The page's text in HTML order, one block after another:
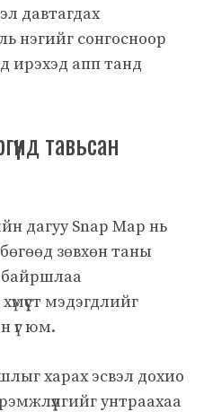
давтагдах
нэгийг сонгосноор
ирэхэд апп танд
тавьсан
дагуу Snap Map нь
зөвхөн таны
байршлаа
мэдэгдлийг
үг юм.
харах эсвэл дохио
унтраахаа